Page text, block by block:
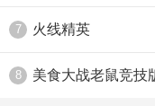
7 火线精英
8 美食大战老鼠竞技